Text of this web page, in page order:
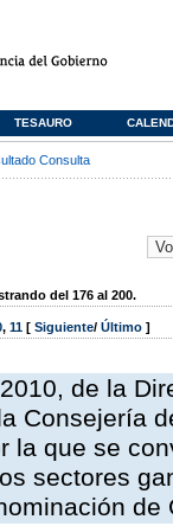
TESAURO
Consulta
del 176 al 200.
, 11 [ Siguiente/ Último ]
de la
Consejería
la que se
sectores
de